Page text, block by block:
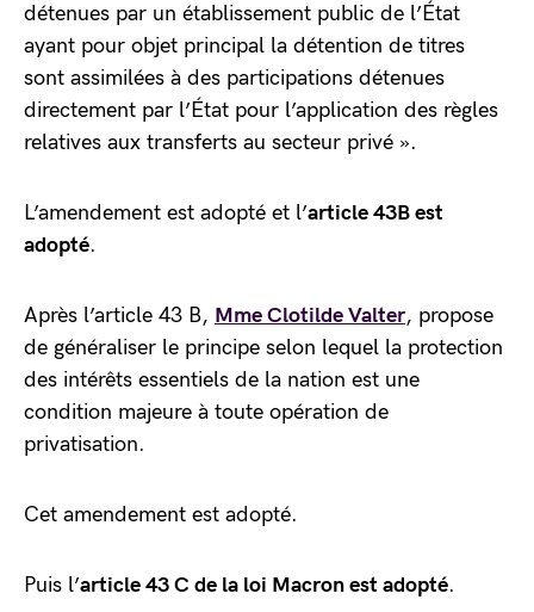
détenues par un établissement public de l’État
ayant pour objet principal la détention de titres
sont assimilées à des participations détenues
directement par l’État pour l’application des règles
relatives aux transferts au secteur privé ».
L’amendement est adopté et l’article 43B est
adopté.
Après l’article 43 B, Mme Clotilde Valter, propose
de généraliser le principe selon lequel la protection
des intérêts essentiels de la nation est une
condition majeure à toute opération de
privatisation.
Cet amendement est adopté.
Puis l’article 43 C de la loi Macron est adopté.